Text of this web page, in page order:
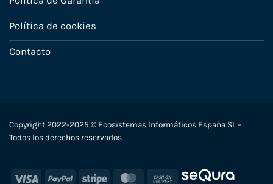
Política de cookies
Contacto
Copyright 2022-2025 © Ecosistemas Informáticos España SL –
Todos los derechos reservados
Visa PayPal Stripe MasterCard
Cash